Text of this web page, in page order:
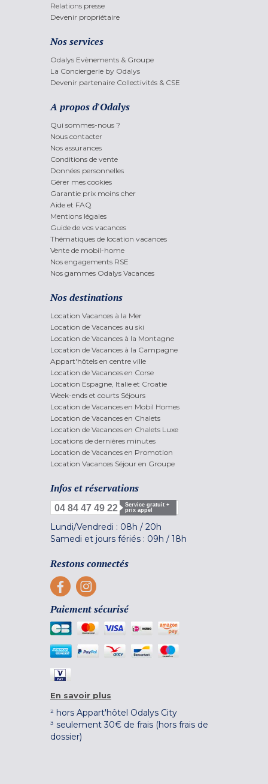
Relations presse
Devenir propriétaire
Nos services
Odalys Evènements & Groupe
La Conciergerie by Odalys
Devenir partenaire Collectivités & CSE
A propos d'Odalys
Qui sommes-nous ?
Nous contacter
Nos assurances
Conditions de vente
Données personnelles
Gérer mes cookies
Garantie prix moins cher
Aide et FAQ
Mentions légales
Guide de vos vacances
Thématiques de location vacances
Vente de mobil-home
Nos engagements RSE
Nos gammes Odalys Vacances
Nos destinations
Location Vacances à la Mer
Location de Vacances au ski
Location de Vacances à la Montagne
Location de Vacances à la Campagne
Appart'hôtels en centre ville
Location de Vacances en Corse
Location Espagne, Italie et Croatie
Week-ends et courts Séjours
Location de Vacances en Mobil Homes
Location de Vacances en Chalets
Location de Vacances en Chalets Luxe
Locations de dernières minutes
Location de Vacances en Promotion
Location Vacances Séjour en Groupe
Infos et réservations
04 84 47 49 22
Service gratuit +
prix appel
Lundi/Vendredi : 08h / 20h
Samedi et jours fériés : 09h / 18h
Restons connectés
Paiement sécurisé
En savoir plus
² hors Appart'hôtel Odalys City
³ seulement 30€ de frais (hors frais de
dossier)